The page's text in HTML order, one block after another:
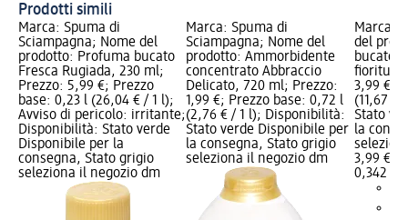
Prodotti simili
Marca: Spuma di
Sciampagna; Nome del
prodotto: Profuma bucato
Fresca Rugiada, 230 ml;
Prezzo: 5,99 €; Prezzo
base: 0,23 l (26,04 € / 1 l);
Avviso di pericolo: irritante;
Disponibilità: Stato verde
Disponibile per la
consegna, Stato grigio
seleziona il negozio dm
Marca: Spuma di
Sciampagna; Nome del
prodotto: Ammorbidente
concentrato Abbraccio
Delicato, 720 ml; Prezzo:
1,99 €; Prezzo base: 0,72 l
(2,76 € / 1 l); Disponibilità:
Stato verde Disponibile per
la consegna, Stato grigio
seleziona il negozio dm
Marca:
del
bucato
fioritura,
3,99 €;
(11,67 €
Stato
la
3,99 €
0,342 l